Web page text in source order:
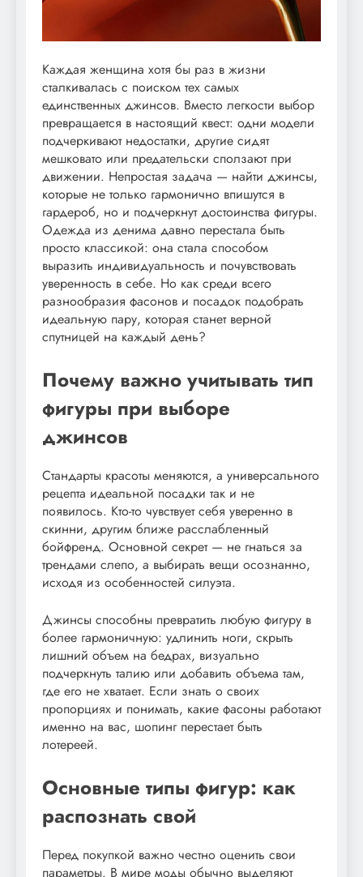
Каждая женщина хотя бы раз в жизни
сталкивалась с поиском тех самых
единственных джинсов. Вместо легкости выбор
превращается в настоящий квест: одни модели
подчеркивают недостатки, другие сидят
мешковато или предательски сползают при
движении. Непростая задача — найти джинсы,
которые не только гармонично впишутся в
гардероб, но и подчеркнут достоинства фигуры.
Одежда из денима давно перестала быть
просто классикой: она стала способом
выразить индивидуальность и почувствовать
уверенность в себе. Но как среди всего
разнообразия фасонов и посадок подобрать
идеальную пару, которая станет верной
спутницей на каждый день?
Почему важно учитывать тип
фигуры при выборе
джинсов
Стандарты красоты меняются, а универсального
рецепта идеальной посадки так и не
появилось. Кто-то чувствует себя уверенно в
скинни, другим ближе расслабленный
бойфренд. Основной секрет — не гнаться за
трендами слепо, а выбирать вещи осознанно,
исходя из особенностей силуэта.
Джинсы способны превратить любую фигуру в
более гармоничную: удлинить ноги, скрыть
лишний объем на бедрах, визуально
подчеркнуть талию или добавить объема там,
где его не хватает. Если знать о своих
пропорциях и понимать, какие фасоны работают
именно на вас, шопинг перестает быть
лотереей.
Основные типы фигур: как
распознать свой
Перед покупкой важно честно оценить свои
параметры. В мире моды обычно выделяют